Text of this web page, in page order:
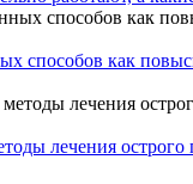
способов как
лечения острого